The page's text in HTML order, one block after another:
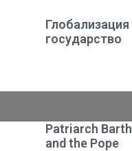
Глобализация
государство
Patriarch
and the Pope